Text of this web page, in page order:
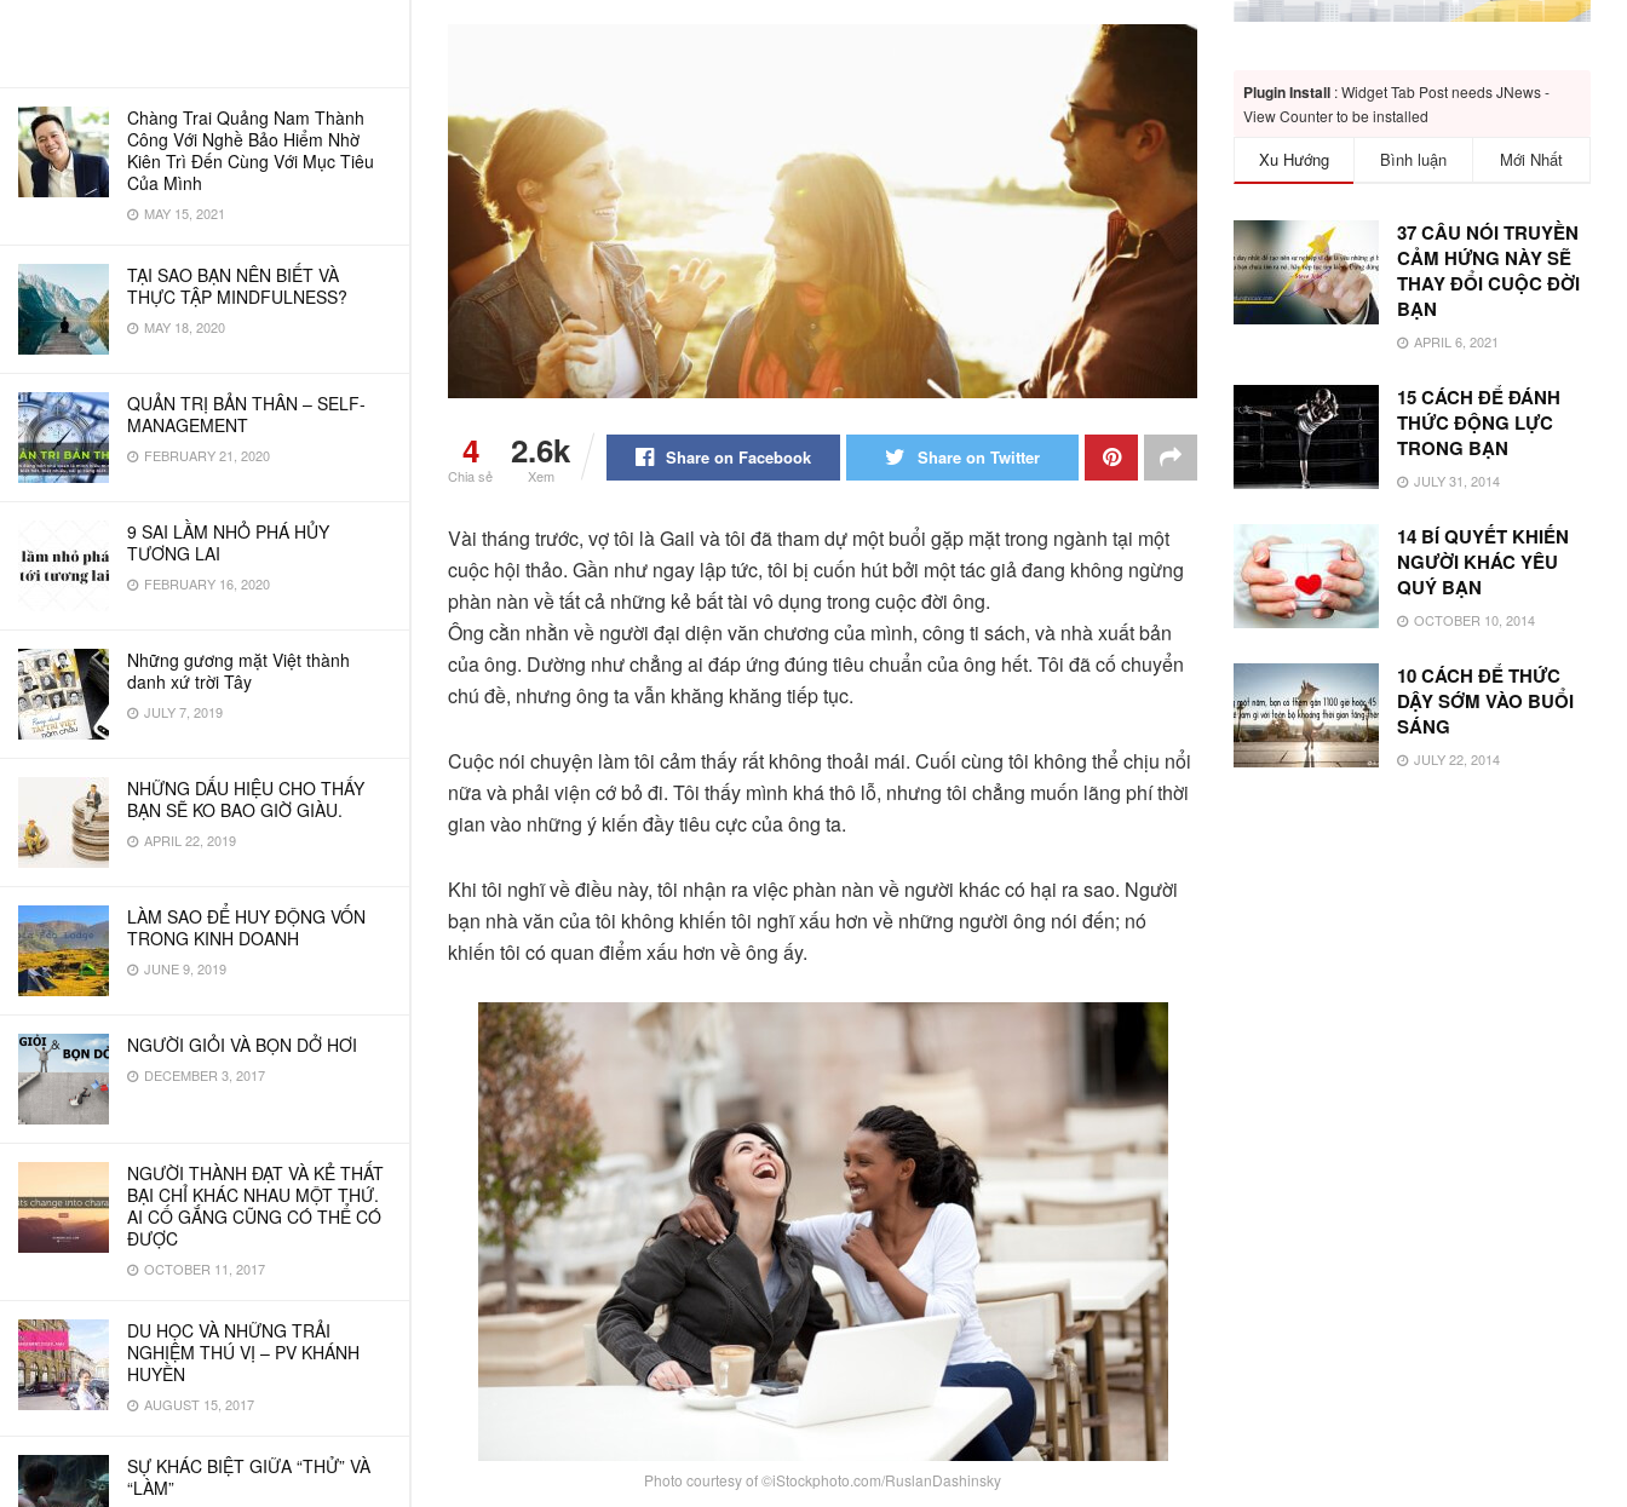
Chàng Trai Quảng Nam Thành
Công Với Nghề Bảo Hiểm Nhờ
Kiên Trì Đến Cùng Với Mục Tiêu
Của Mình
MAY 15, 2021
TẠI SAO BẠN NÊN BIẾT VÀ
THỰC TẬP MINDFULNESS?
MAY 18, 2020
QUẢN TRỊ BẢN THÂN – SELF-
MANAGEMENT
FEBRUARY 21, 2020
9 SAI LẦM NHỎ PHÁ HỦY
TƯƠNG LAI
FEBRUARY 16, 2020
Những gương mặt Việt thành
danh xứ trời Tây
JULY 7, 2019
NHỮNG DẤU HIỆU CHO THẤY
BẠN SẼ KO BAO GIỜ GIÀU.
APRIL 22, 2019
LÀM SAO ĐỂ HUY ĐỘNG VỐN
TRONG KINH DOANH
JUNE 9, 2019
NGƯỜI GIỎI VÀ BỌN DỞ HƠI
DECEMBER 3, 2017
NGƯỜI THÀNH ĐẠT VÀ KẺ THẤT
BẠI CHỈ KHÁC NHAU MỘT THỨ.
AI CỐ GẮNG CŨNG CÓ THỂ CÓ
ĐƯỢC
OCTOBER 11, 2017
DU HỌC VÀ NHỮNG TRẢI
NGHIỆM THÚ VỊ – PV KHÁNH
HUYỀN
AUGUST 15, 2017
SỰ KHÁC BIỆT GIỮA “THỬ” VÀ
“LÀM”
4
Chia sẻ
2.6k
Xem
Share on Facebook Share on Twitter
Vài tháng trước, vợ tôi là Gail và tôi đã tham dự một buổi gặp mặt trong ngành tại một
cuộc hội thảo. Gần như ngay lập tức, tôi bị cuốn hút bởi một tác giả đang không ngừng
phàn nàn về tất cả những kẻ bất tài vô dụng trong cuộc đời ông.
Ông cằn nhằn về người đại diện văn chương của mình, công ti sách, và nhà xuất bản
của ông. Dường như chẳng ai đáp ứng đúng tiêu chuẩn của ông hết. Tôi đã cố chuyển
chú đề, nhưng ông ta vẫn khăng khăng tiếp tục.
Cuộc nói chuyện làm tôi cảm thấy rất không thoải mái. Cuối cùng tôi không thể chịu nổi
nữa và phải viện cớ bỏ đi. Tôi thấy mình khá thô lỗ, nhưng tôi chẳng muốn lãng phí thời
gian vào những ý kiến đầy tiêu cực của ông ta.
Khi tôi nghĩ về điều này, tôi nhận ra việc phàn nàn về người khác có hại ra sao. Người
bạn nhà văn của tôi không khiến tôi nghĩ xấu hơn về những người ông nói đến; nó
khiến tôi có quan điểm xấu hơn về ông ấy.
Photo courtesy of ©iStockphoto.com/RuslanDashinsky
Plugin Install : Widget Tab Post needs JNews -
View Counter to be installed
Xu Hướng Bình luận Mới Nhất
37 CÂU NÓI TRUYỀN
CẢM HỨNG NÀY SẼ
THAY ĐỔI CUỘC ĐỜI
BẠN
APRIL 6, 2021
15 CÁCH ĐỂ ĐÁNH
THỨC ĐỘNG LỰC
TRONG BẠN
JULY 31, 2014
14 BÍ QUYẾT KHIẾN
NGƯỜI KHÁC YÊU
QUÝ BẠN
OCTOBER 10, 2014
10 CÁCH ĐỂ THỨC
DẬY SỚM VÀO BUỔI
SÁNG
JULY 22, 2014